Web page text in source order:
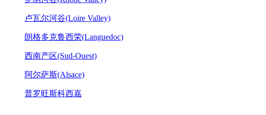
卢瓦尔河谷(Loire Valley)
朗格多克鲁西荣(Languedoc)
西南产区(Sud-Ouest)
阿尔萨斯(Alsace)
普罗旺斯科西嘉